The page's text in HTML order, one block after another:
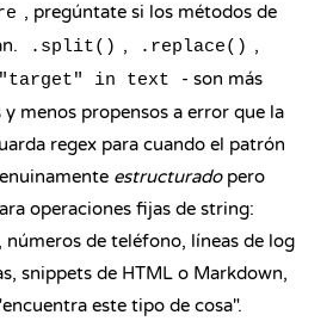
, pregúntate si los métodos de
.split() , .replace() ,
"target" in text
- son más
menos propensos a error que la
regex para cuando el patrón
estructuradopero
operaciones fijas de string:
números de teléfono, líneas de log
snippets de HTML o Markdown,
este tipo de cosa".